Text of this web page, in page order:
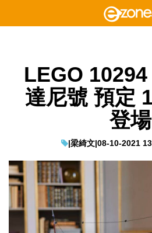
LEGO
達尼號 預定
登場
|梁綺文|08-10-2021